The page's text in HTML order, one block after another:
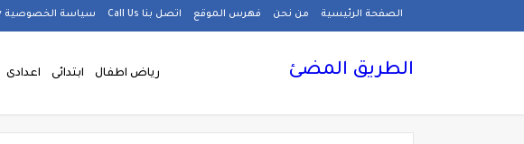
الصفحة الرئيسية من نحن فهرس الموقع اتصل بنا Call Us سياسة الخصوصية privacy-policy
الطريق المضئ رياض اطفال ابتدائى اعدادى